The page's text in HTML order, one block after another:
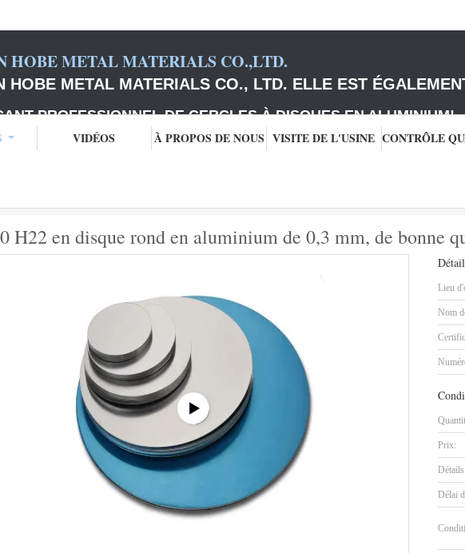
HOBE METAL MATERIALS CO.,LTD.
HOBE METAL MATERIALS CO., LTD. ELLE EST
PROFESSIONNEL DE CERCLES À DISQUES EN ALUMINIUM!
VIDÉOS À PROPOS DE NOUS VISITE DE L'USINE
H22 en disque rond en aluminium de 0,3 mm, de bonne
Lieu
Nom
Prix:
Délai